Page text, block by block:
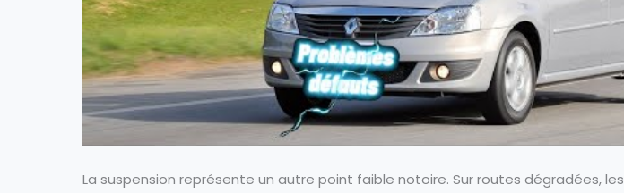
La suspension représente un autre point faible notoire. Sur routes dégradées, les